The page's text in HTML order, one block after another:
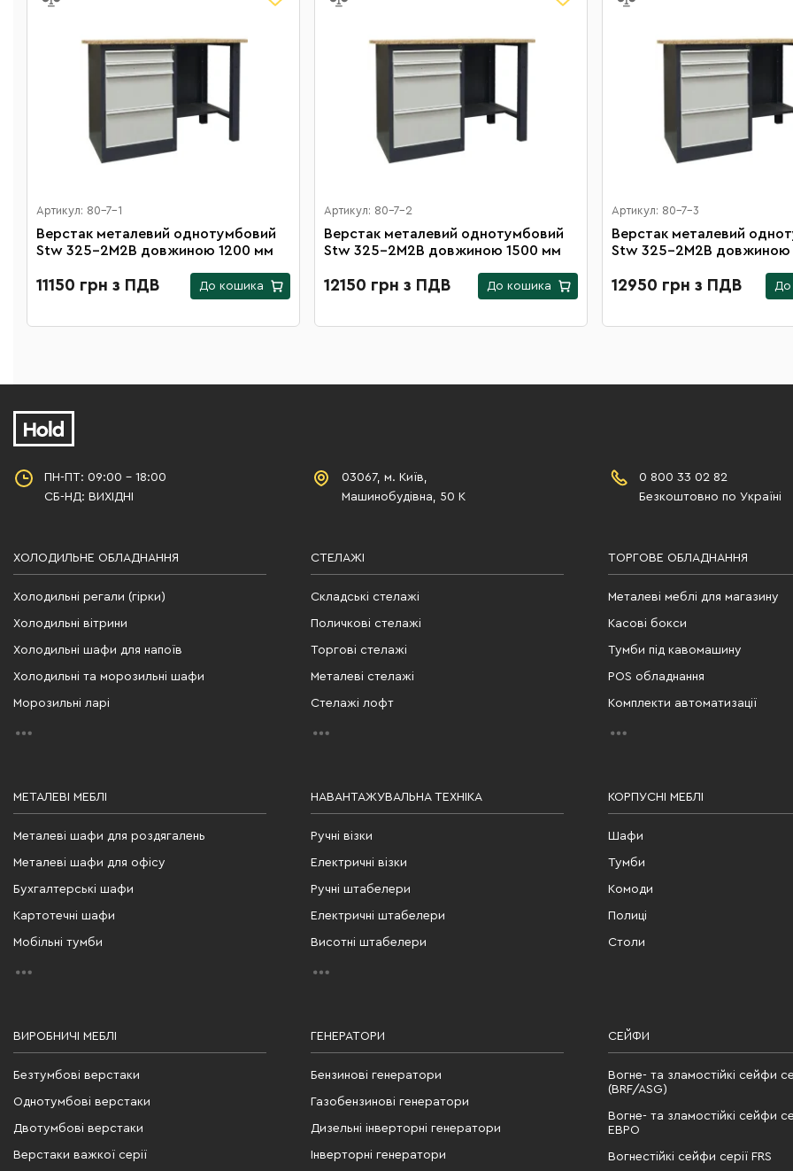
Артикул: 80-7-1
Верстак металевий однотумбовий
Stw 325-2М2B довжиною 1200 мм
11150 грн з ПДВ До кошика
Артикул: 80-7-2
Верстак металевий однотумбовий
Stw 325-2М2B довжиною 1500 мм
12150 грн з ПДВ До кошика
Артикул: 80-7-3
Верстак металевий
Stw 325-2М2B довжиною
12950 грн з ПДВ До
ПН-ПТ: 09:00 - 18:00
СБ-НД: ВИХІДНІ
03067, м. Київ,
Машинобудівна, 50 К
0 800 33 02 82
Безкоштовно по Україні
ХОЛОДИЛЬНЕ ОБЛАДНАННЯ
Холодильні регали (гірки)
Холодильні вітрини
Холодильні шафи для напоїв
Холодильні та морозильні шафи
Морозильні ларі
СТЕЛАЖІ
Складські стелажі
Поличкові стелажі
Торгові стелажі
Металеві стелажі
Стелажі лофт
ТОРГОВЕ ОБЛАДНАННЯ
Металеві меблі для магазину
Касові бокси
Тумби під кавомашину
POS обладнання
Комплекти автоматизації
МЕТАЛЕВІ МЕБЛІ
Металеві шафи для роздягалень
Металеві шафи для офісу
Бухгалтерські шафи
Картотечні шафи
Мобільні тумби
НАВАНТАЖУВАЛЬНА ТЕХНІКА
Ручні візки
Електричні візки
Ручні штабелери
Електричні штабелери
Висотні штабелери
КОРПУСНІ МЕБЛІ
Шафи
Тумби
Комоди
Полиці
Столи
ВИРОБНИЧІ МЕБЛІ
Безтумбові верстаки
Однотумбові верстаки
Двотумбові верстаки
Верстаки важкої серії
ГЕНЕРАТОРИ
Бензинові генератори
Газобензинові генератори
Дизельні інверторні генератори
Інверторні генератори
СЕЙФИ
Вогне- та зламостійкі сейфи
(BRF/ASG)
Вогне- та зламостійкі сейфи
ЕВРО
Вогнестійкі сейфи серії FRS